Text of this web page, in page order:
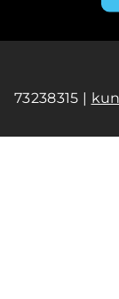
73238315 |